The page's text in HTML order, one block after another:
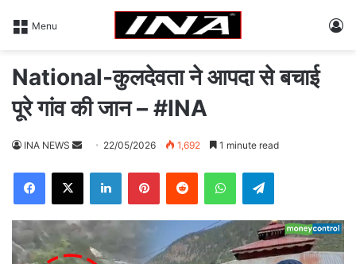
Menu
National-कुलदेवता ने आपदा से बचाई
पूरे गांव की जान – #INA
INA NEWS
d
a
e
22/05/2026 1,692 1 minute read